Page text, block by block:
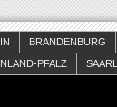
BRANDENBURG
PFALZ